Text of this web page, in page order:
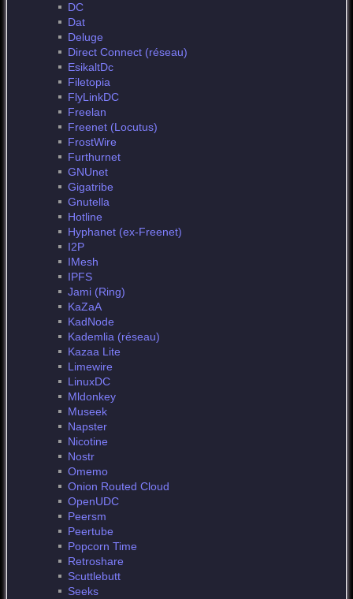
DC
Dat
Deluge
Direct Connect (réseau)
EsikaltDc
Filetopia
FlyLinkDC
Freelan
Freenet (Locutus)
FrostWire
Furthurnet
GNUnet
Gigatribe
Gnutella
Hotline
Hyphanet (ex-Freenet)
I2P
IMesh
IPFS
Jami (Ring)
KaZaA
KadNode
Kademlia (réseau)
Kazaa Lite
Limewire
LinuxDC
Mldonkey
Museek
Napster
Nicotine
Nostr
Omemo
Onion Routed Cloud
OpenUDC
Peersm
Peertube
Popcorn Time
Retroshare
Scuttlebutt
Seeks